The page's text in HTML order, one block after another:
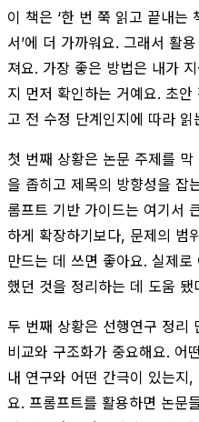
이 책은 ‘한 번 쭉 읽고 끝내는
서’에 더 가까워요. 그래서 활
져요. 가장 좋은 방법은 내가
지 먼저 확인하는 거예요. 초
고 전 수정 단계인지에 따라 읽
첫 번째 상황은 논문 주제를
을 좁히고 제목의 방향성을 잡
롬프트 기반 가이드는 여기서
하게 확장하기보다, 문제의 범
만드는 데 쓰면 좋아요. 실제
했던 것을 정리하는 데 도움 됐
두 번째 상황은 선행연구 정리
비교와 구조화가 중요해요. 어
내 연구와 어떤 간극이 있는지
요. 프롬프트를 활용하면 논문